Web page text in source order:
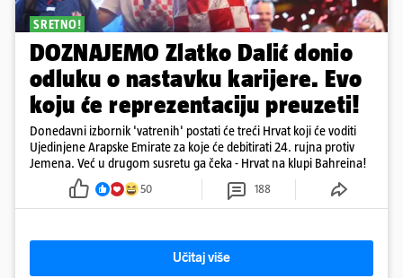
SRETNO!
DOZNAJEMO Zlatko Dalić donio
odluku o nastavku karijere. Evo
koju će reprezentaciju preuzeti!
Donedavni izbornik 'vatrenih' postati će treći Hrvat koji će voditi
Ujedinjene Arapske Emirate za koje će debitirati 24. rujna protiv
Jemena. Već u drugom susretu ga čeka - Hrvat na klupi Bahreina!
50 188
Učitaj više